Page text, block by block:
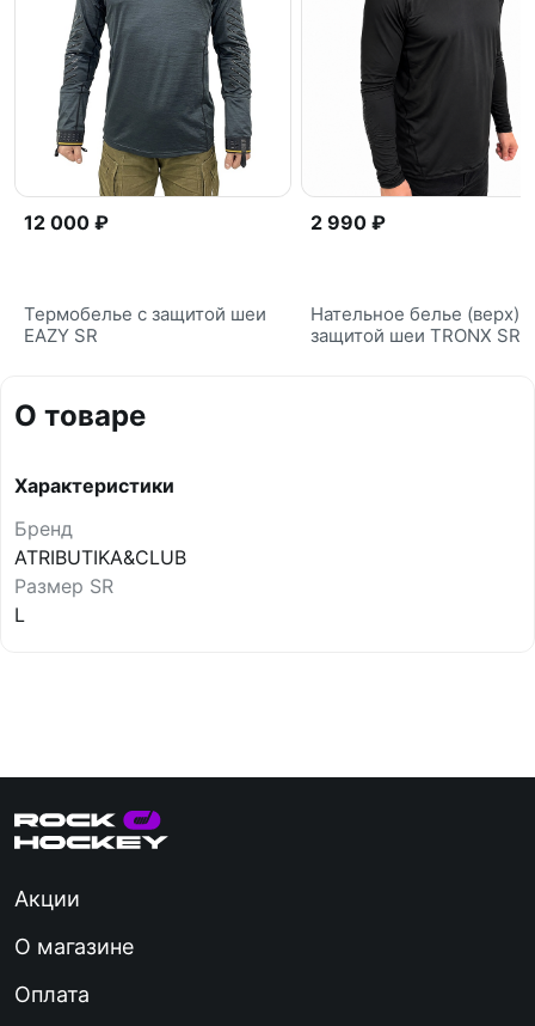
12 000 ₽
Термобелье с защитой шеи
EAZY SR
2 990 ₽
Нательное белье (верх) с
защитой шеи TRONX SR
О товаре
Характеристики
Бренд
ATRIBUTIKA&CLUB
Размер SR
L
Акции
О магазине
Оплата